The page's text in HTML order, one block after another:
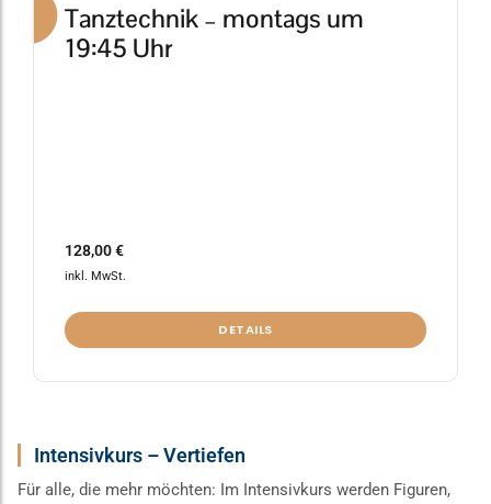
Tanztechnik – montags um
19:45 Uhr
128,00€
inkl. MwSt.
DETAILS
Intensivkurs – Vertiefen
Für alle, die mehr möchten: Im Intensivkurs werden Figuren,